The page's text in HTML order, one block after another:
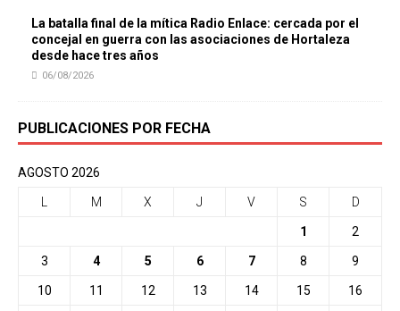
La batalla final de la mítica Radio Enlace: cercada por el
concejal en guerra con las asociaciones de Hortaleza
desde hace tres años
06/08/2026
PUBLICACIONES POR FECHA
AGOSTO 2026
M X J V S D
1 2
3 4 5 6 7 8 9
10 11 12 13 14 15 16